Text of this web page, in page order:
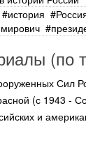
история
(по
Сил
(с 1943 -
и